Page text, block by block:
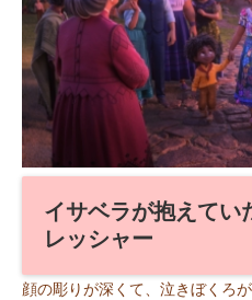
イサベラが抱えてい
レッシャー
顔の彫りが深くて、泣きぼくろ